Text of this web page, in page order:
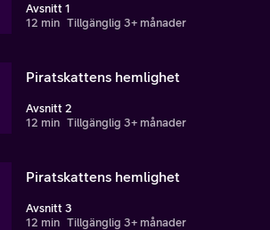
Avsnitt 1
12 min Tillgänglig 3+ månader
Piratskattens hemlighet
Avsnitt 2
12 min Tillgänglig 3+ månader
Piratskattens hemlighet
Avsnitt 3
12 min Tillgänglig 3+ månader